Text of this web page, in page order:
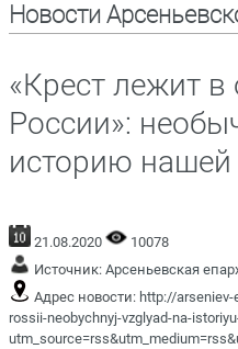
Новости
«Крест лежит в
России»:
историю
21.08.2020
10078
Источник: Арсеньевская
Адрес новости: http://arseniev-
rossii-neobychnyj-vzglyad-na-